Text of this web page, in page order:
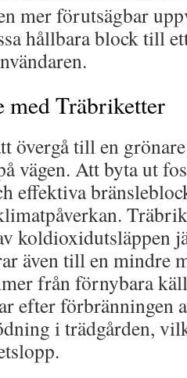
mer förutsägbar
hållbara block till
med Träbriketter
övergå till en
vägen. Att byta ut
effektiva
koldioxidutsläppen
även till en mindre
från förnybara
efter förbränningen
i trädgården,